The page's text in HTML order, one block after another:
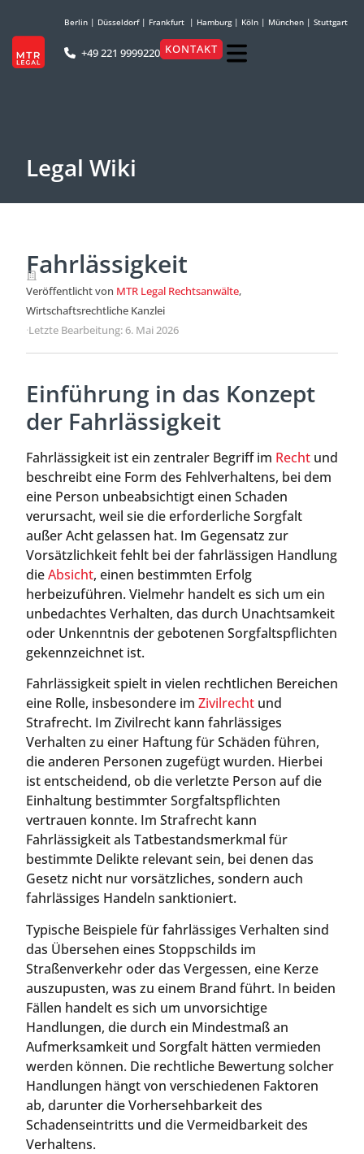
Berlin | Düsseldorf| Frankfurt | Hamburg| Köln | München | Stuttgart
+49 221 9999220 KONTAKT
Legal Wiki
Fahrlässigkeit
Veröffentlicht von MTR Legal Rechtsanwälte,
Wirtschaftsrechtliche Kanzlei
·Letzte Bearbeitung: 6. Mai 2026
Einführung in das Konzept
der Fahrlässigkeit
Fahrlässigkeit ist ein zentraler Begriff im Recht und
beschreibt eine Form des Fehlverhaltens, bei dem
eine Person unbeabsichtigt einen Schaden
verursacht, weil sie die erforderliche Sorgfalt
außer Acht gelassen hat. Im Gegensatz zur
Vorsätzlichkeit fehlt bei der fahrlässigen Handlung
dieAbsicht, einen bestimmten Erfolg
herbeizuführen. Vielmehr handelt es sich um ein
unbedachtes Verhalten, das durch Unachtsamkeit
oder Unkenntnis der gebotenen Sorgfaltspflichten
gekennzeichnet ist.
Fahrlässigkeit spielt in vielen rechtlichen Bereichen
eine Rolle, insbesondere im Zivilrecht und
Strafrecht. Im Zivilrecht kann fahrlässiges
Verhalten zu einer Haftung für Schäden führen,
die anderen Personen zugefügt wurden. Hierbei
ist entscheidend, ob die verletzte Person auf die
Einhaltung bestimmter Sorgfaltspflichten
vertrauen konnte. Im Strafrecht kann
Fahrlässigkeit als Tatbestandsmerkmal für
bestimmte Delikte relevant sein, bei denen das
Gesetz nicht nur vorsätzliches, sondern auch
fahrlässiges Handeln sanktioniert.
Typische Beispiele für fahrlässiges Verhalten sind
das Übersehen eines Stoppschilds im
Straßenverkehr oder das Vergessen, eine Kerze
auszupusten, was zu einem Brand führt. In beiden
Fällen handelt es sich um unvorsichtige
Handlungen, die durch ein Mindestmaß an
Aufmerksamkeit und Sorgfalt hätten vermieden
werden können. Die rechtliche Bewertung solcher
Handlungen hängt von verschiedenen Faktoren
ab, darunter die Vorhersehbarkeit des
Schadenseintritts und die Vermeidbarkeit des
Verhaltens.